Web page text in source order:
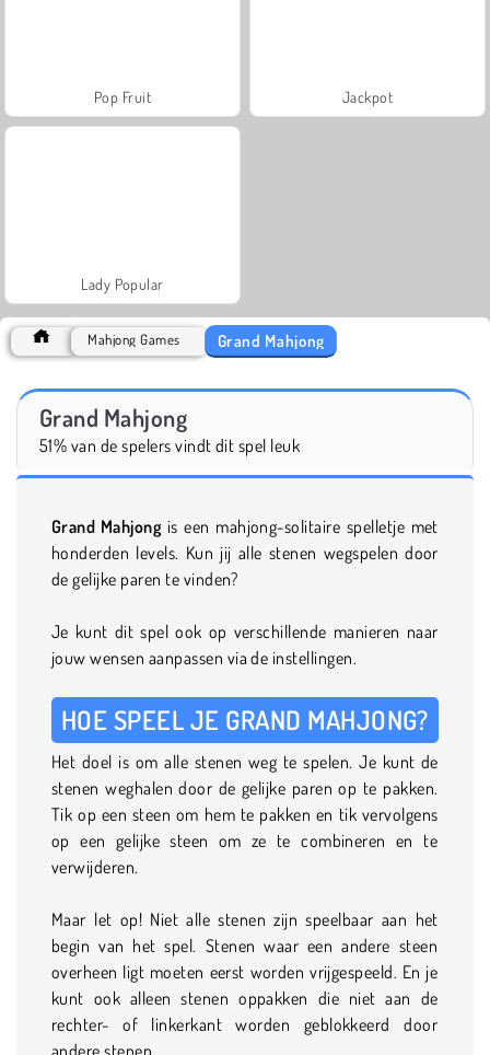
Pop Fruit Jackpot
Lady Popular
Mahjong Games Grand Mahjong
Grand Mahjong
51% van de spelers vindt dit spel leuk
Grand Mahjongis een mahjong-solitaire spelletje met
honderden levels. Kun jij alle stenen wegspelen door
de gelijke paren te vinden?
Je kunt dit spel ook op verschillende manieren naar
jouw wensen aanpassen via de instellingen.
HOE SPEEL JE GRAND MAHJONG?
Het doel is om alle stenen weg te spelen. Je kunt de
stenen weghalen door de gelijke paren op te pakken.
Tik op een steen om hem te pakken en tik vervolgens
op een gelijke steen om ze te combineren en te
verwijderen.
Maar let op! Niet alle stenen zijn speelbaar aan het
begin van het spel. Stenen waar een andere steen
overheen ligt moeten eerst worden vrijgespeeld. En je
kunt ook alleen stenen oppakken die niet aan de
rechter- of linkerkant worden geblokkeerd door
andere stenen.